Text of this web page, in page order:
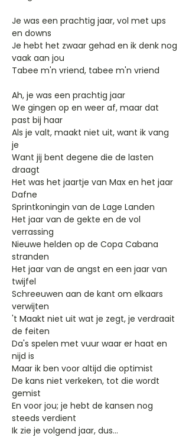
Je was een prachtig jaar, vol met ups
en downs
Je hebt het zwaar gehad en ik denk nog
vaak aan jou
Tabee m'n vriend, tabee m'n vriend
Ah, je was een prachtig jaar
We gingen op en weer af, maar dat
past bij haar
Als je valt, maakt niet uit, want ik vang
je
Want jij bent degene die de lasten
draagt
Het was het jaartje van Max en het jaar
Dafne
Sprintkoningin van de Lage Landen
Het jaar van de gekte en de vol
verrassing
Nieuwe helden op de Copa Cabana
stranden
Het jaar van de angst en een jaar van
twijfel
Schreeuwen aan de kant om elkaars
verwijten
't Maakt niet uit wat je zegt, je verdraait
de feiten
Da's spelen met vuur waar er haat en
nijd is
Maar ik ben voor altijd die optimist
De kans niet verkeken, tot die wordt
gemist
En voor jou; je hebt de kansen nog
steeds verdient
Ik zie je volgend jaar, dus...